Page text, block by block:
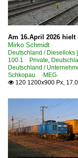
Am 16.April 2026 hielt
Mirko Schmidt
Deutschland /
100.1 Private,
Deutschland /
Schkopau ·MEG·
 120 1200x900 Px,